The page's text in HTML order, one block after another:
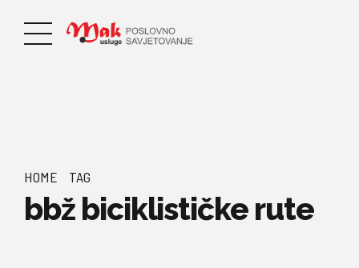
HOME TAG
bbž biciklističke rute